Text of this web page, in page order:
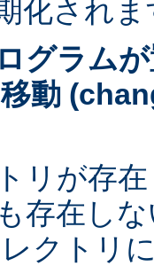
化されま
グラム
動
リが存
存在し
クトリ